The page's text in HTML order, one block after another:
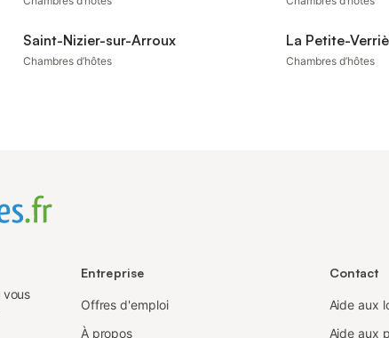
Saint-Nizier-sur-Arroux
Chambres d’hôtes
La Petite-
Chambres d’hôtes
vous
Entreprise
Offres d'emploi
À propos
Contact
Aide aux
Aide aux